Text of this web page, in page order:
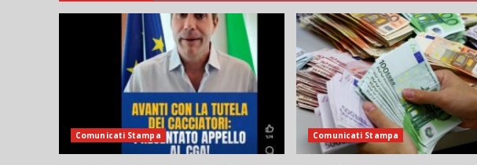
Comunicati Stampa Comunicati Stampa